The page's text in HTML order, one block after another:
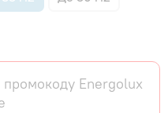
промокоду Energolux